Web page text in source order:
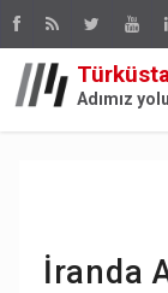
Adımız
İranda